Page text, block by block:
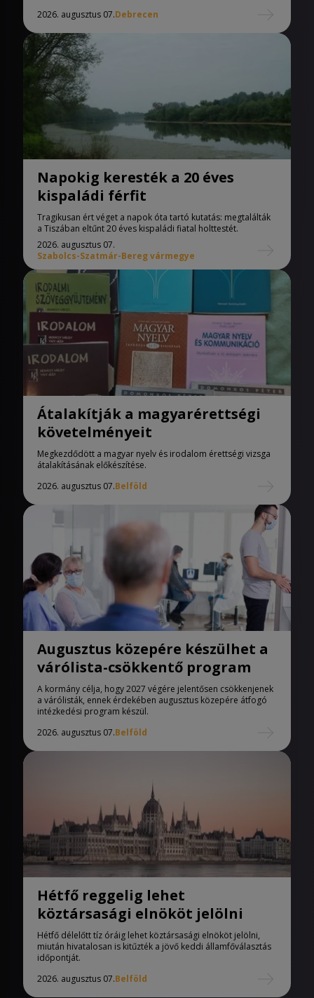
2026. augusztus 07.Debrecen
Napokig keresték a 20 éves
kispaládi férfit
Tragikusan ért véget a napok óta tartó kutatás: megtalálták
a Tiszában eltűnt 20 éves kispaládi fiatal holttestét.
2026. augusztus 07.
Szabolcs-Szatmár-Bereg vármegye
Átalakítják a magyarérettségi
követelményeit
Megkezdődött a magyar nyelv és irodalom érettségi vizsga
átalakításának előkészítése.
2026. augusztus 07.Belföld
Augusztus közepére készülhet a
várólista-csökkentő program
A kormány célja, hogy 2027 végére jelentősen csökkenjenek
a várólisták, ennek érdekében augusztus közepére átfogó
intézkedési program készül.
2026. augusztus 07.Belföld
Hétfő reggelig lehet
köztársasági elnököt jelölni
Hétfő délelőtt tíz óráig lehet köztársasági elnököt jelölni,
miután hivatalosan is kitűzték a jövő keddi államfőválasztás
időpontját.
2026. augusztus 07.Belföld